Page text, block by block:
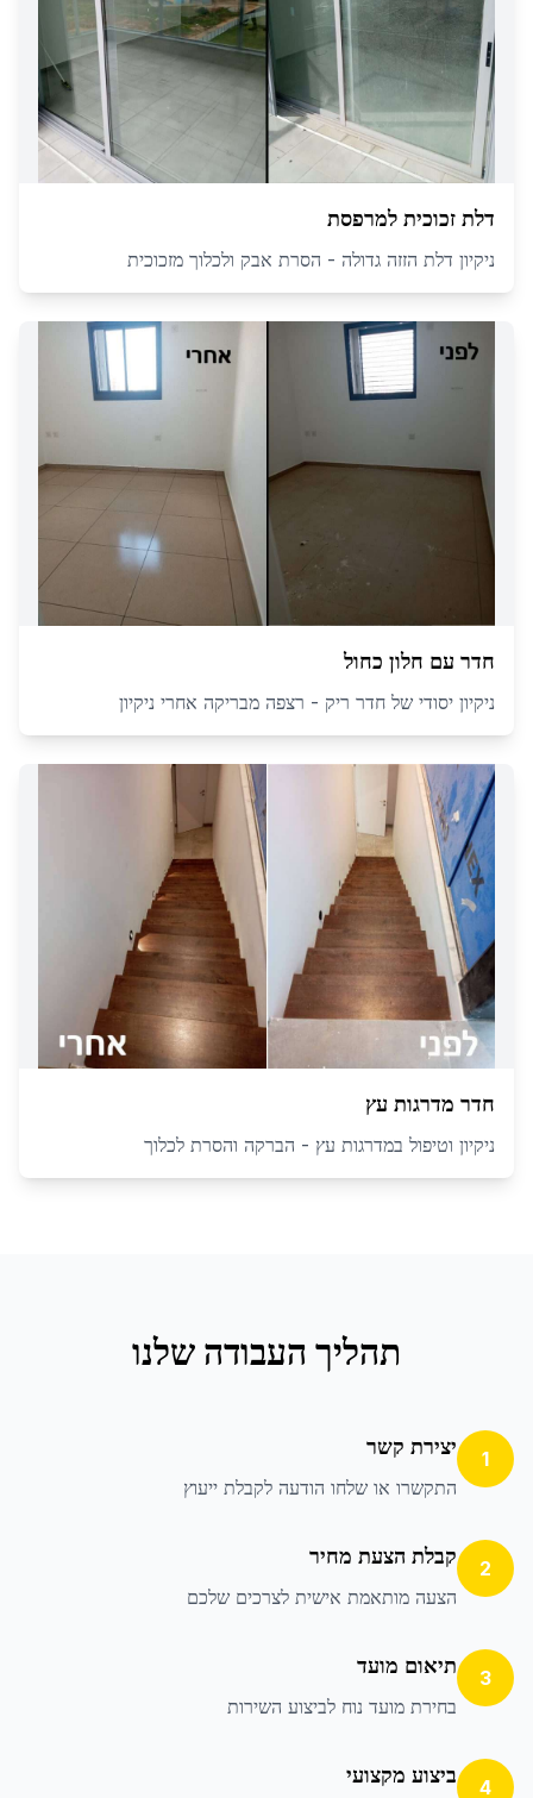
דלת זכוכית למרפסת
ניקיון דלת הזזה גדולה - הסרת אבק ולכלוך מזכוכית
חדר עם חלון כחול
ניקיון יסודי של חדר ריק - רצפה מבריקה אחרי ניקיון
חדר מדרגות עץ
ניקיון וטיפול במדרגות עץ - הברקה והסרת לכלוך
תהליך העבודה שלנו
1 יצירת קשר
התקשרו או שלחו הודעה לקבלת ייעוץ
2 קבלת הצעת מחיר
הצעה מותאמת אישית לצרכים שלכם
3 תיאום מועד
בחירת מועד נוח לביצוע השירות
4 ביצוע מקצועי